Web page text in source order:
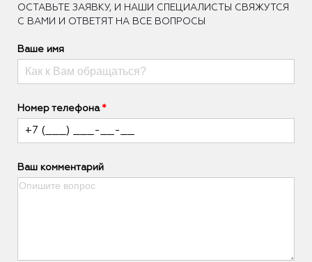
ОCТАВЬТЕ ЗАЯВКУ, И НАШИ СПЕЦИАЛИСТЫ СВЯЖУТСЯ
С ВАМИ И ОТВЕТЯТ НА ВСЕ ВОПРОСЫ
Ваше имя
Номер телефона
Ваш комментарий